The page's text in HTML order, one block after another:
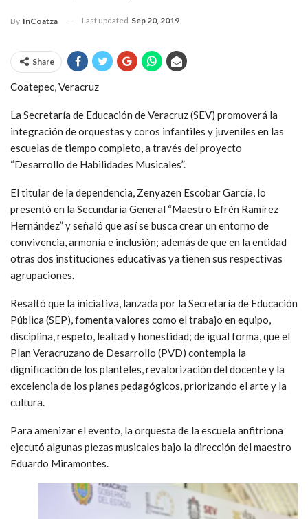
By InCoatza Last updated Sep 20, 2019
Share
Coatepec, Veracruz
La Secretaría de Educación de Veracruz (SEV) promoverá la
integración de orquestas y coros infantiles y juveniles en las
escuelas de tiempo completo, a través del proyecto
“Desarrollo de Habilidades Musicales”.
El titular de la dependencia, Zenyazen Escobar García, lo
presentó en la Secundaria General “Maestro Efrén Ramírez
Hernández” y señaló que así se busca crear un entorno de
convivencia, armonía e inclusión; además de que en la entidad
otras dos instituciones educativas ya tienen sus respectivas
agrupaciones.
Resaltó que la iniciativa, lanzada por la Secretaría de Educación
Pública (SEP), fomenta valores como el trabajo en equipo,
disciplina, respeto, lealtad y honestidad; de igual forma, que el
Plan Veracruzano de Desarrollo (PVD) contempla la
dignificación de los planteles, revalorización del docente y la
excelencia de los planes pedagógicos, priorizando el arte y la
cultura.
Para amenizar el evento, la orquesta de la escuela anfitriona
ejecutó algunas piezas musicales bajo la dirección del maestro
Eduardo Miramontes.